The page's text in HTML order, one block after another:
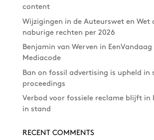
content
Wijzigingen in de Auteurswet en Wet
naburige rechten per 2026
Benjamin van Werven in EenVandaag
Mediacode
Ban on fossil advertising is upheld in
proceedings
Verbod voor fossiele reclame blijft in
in stand
RECENT COMMENTS